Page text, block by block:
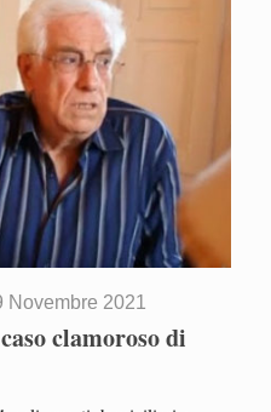
Novembre 2021
clamoroso di